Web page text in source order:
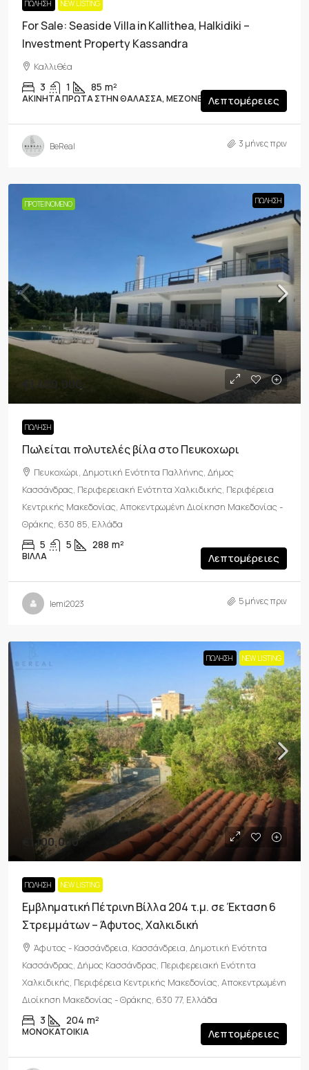
ΠΏΛΗΣΗ NEW LISTING
For Sale: Seaside Villa in Kallithea, Halkidiki –
Investment Property Kassandra
Καλλιθέα
3 1 85 m²
ΑΚΊΝΗΤΑ ΠΡΏΤΑ ΣΤΗΝ ΘΆΛΑΣΣΑ, ΜΕΖΟΝΈΤΑΛεπτομέρειες
BeReal 3 μήνες πριν
ΠΡΟΤΕΙΝΌΜΕΝΟ ΠΏΛΗΣΗ
€1,400,000
ΠΏΛΗΣΗ
Πωλείται πολυτελές βίλα στο Πευκοχωρι
Πευκοχώρι, Δημοτική Ενότητα Παλλήνης, Δήμος
Κασσάνδρας, Περιφερειακή Ενότητα Χαλκιδικής, Περιφέρεια
Κεντρικής Μακεδονίας, Αποκεντρωμένη Διοίκηση Μακεδονίας -
Θράκης, 630 85, Ελλάδα
5 5 288 m²
ΒΊΛΛΑ Λεπτομέρειες
lemi2023 5 μήνες πριν
ΠΏΛΗΣΗ NEW LISTING
€1,100,000
ΠΏΛΗΣΗ NEW LISTING
Εμβληματική Πέτρινη Βίλλα 204 τ.μ. σε Έκταση 6
Στρεμμάτων – Άφυτος, Χαλκιδική
Άφυτος - Κασσάνδρεια, Κασσάνδρεια, Δημοτική Ενότητα
Κασσάνδρας, Δήμος Κασσάνδρας, Περιφερειακή Ενότητα
Χαλκιδικής, Περιφέρεια Κεντρικής Μακεδονίας, Αποκεντρωμένη
Διοίκηση Μακεδονίας - Θράκης, 630 77, Ελλάδα
3 204 m²
ΜΟΝΟΚΑΤΟΙΚΊΑ Λεπτομέρειες